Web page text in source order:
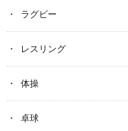
ラグビー
レスリング
体操
卓球